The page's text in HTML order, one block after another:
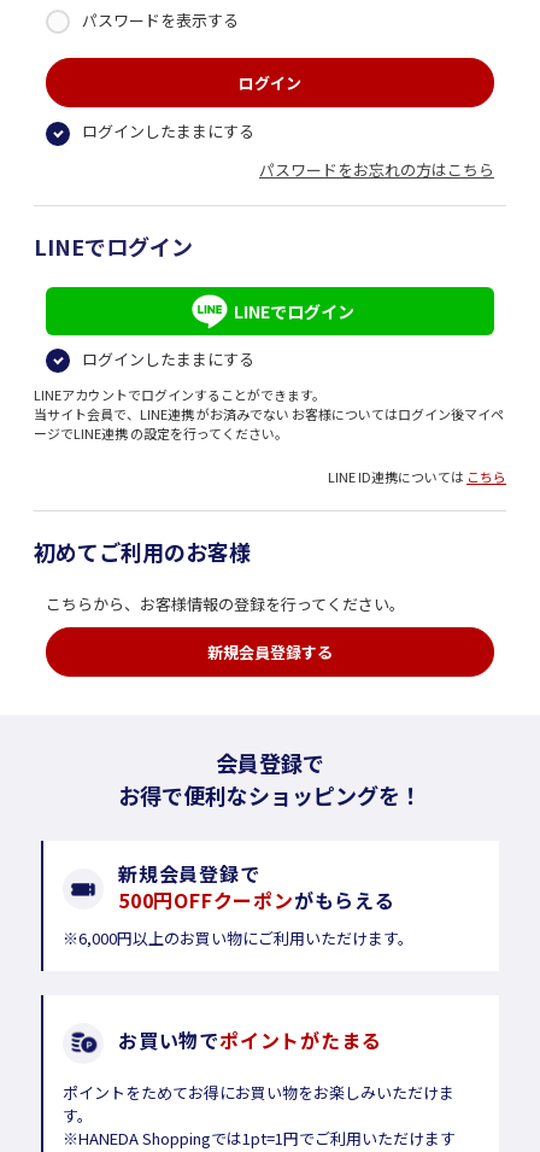
パスワードを表示する
ログインしたままにする
パスワードをお忘れの方はこちら
LINEでログイン
LINEでログイン
ログインしたままにする
LINEアカウントでログインすることができます。
当サイト会員で、LINE連携 がお済みでない お客様についてはログイン後マイペ
ージでLINE連携 の設定を行ってください。
LINE ID連携については こちら
初めてご利用のお客様
こちらから、お客様情報の登録を行ってください。
新規会員登録する
会員登録で
お得で便利なショッピングを！
新規会員登録で
500円OFFクーポンがもらえる
※6,000円以上のお買い物にご利用いただけます。
お買い物でポイントがたまる
ポイントをためてお得にお買い物をお楽しみいただけま
す。
※HANEDA Shoppingでは1pt=1円でご利用いただけます